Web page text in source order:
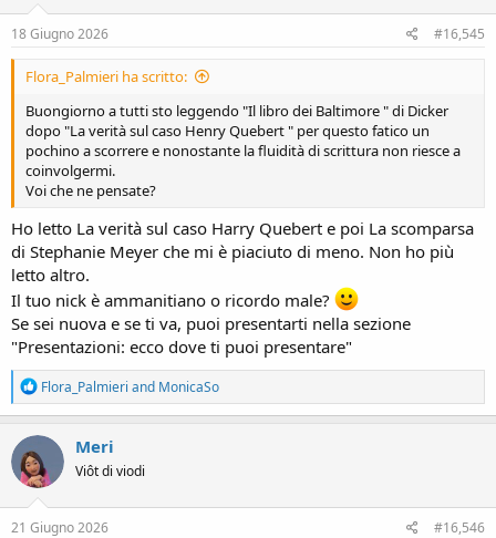
18 Giugno 2026 #16,545
Flora_Palmieri ha scritto:
Buongiorno a tutti sto leggendo "Il libro dei Baltimore " di Dicker
dopo "La verità sul caso Henry Quebert " per questo fatico un
pochino a scorrere e nonostante la fluidità di scrittura non riesce a
coinvolgermi.
Voi che ne pensate?
Ho letto La verità sul caso Harry Quebert e poi La scomparsa
di Stephanie Meyer che mi è piaciuto di meno. Non ho più
letto altro.
Il tuo nick è ammanitiano o ricordo male?
Se sei nuova e se ti va, puoi presentarti nella sezione
"Presentazioni: ecco dove ti puoi presentare"
R
e
a
c
t
i
o
n
s
Flora_Palmieri and MonicaSo
Meri
Viôt di viodi
21 Giugno 2026 #16,546